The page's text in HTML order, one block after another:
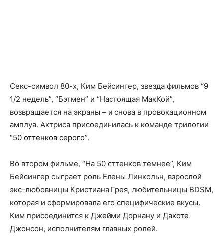
Секс-символ 80-х, Ким Бейсингер, звезда фильмов “9
1/2 недель”, “Бэтмен” и “Настоящая МакКой”,
возвращается на экраны – и снова в провокационном
амплуа. Актриса присоединилась к команде трилогии
“50 оттенков серого”.
Во втором фильме, “На 50 оттенков темнее”, Ким
Бейсингер сыграет роль Елены Линкольн, взрослой
экс-любовницы Кристиана Грея, любительницы BDSM,
которая и сформировала его специфические вкусы.
Ким присоединится к Джейми Дорнану и Дакоте
Джонсон, исполнителям главных ролей.